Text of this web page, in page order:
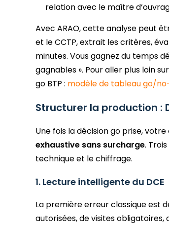
relation avec le maître
Avec ARAO, cette analyse peut
et le CCTP, extrait les critères,
minutes. Vous gagnez du temps
gagnables ». Pour aller plus loin
go BTP : modèle de tableau go/
Structurer la production :
Une fois la décision go prise,
exhaustive sans surcharge.
technique et le chiffrage.
1. Lecture intelligente du DCE
La première erreur classique est
autorisées, de visites